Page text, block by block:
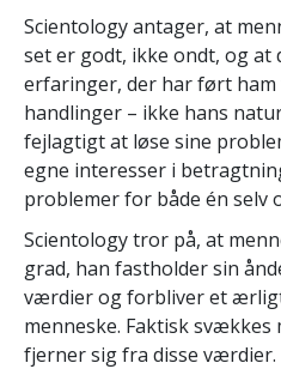
Scientology antager, at
set er godt, ikke ondt, og at
erfaringer, der har ført ham
handlinger – ikke hans
fejlagtigt at løse sine
egne interesser i
problemer for både én selv
Scientology tror på, at
grad, han fastholder sin
værdier og forbliver et
menneske. Faktisk svækkes
fjerner sig fra disse værdier.